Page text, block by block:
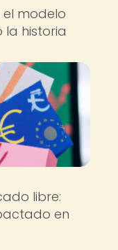
modelo
historia
libre:
en